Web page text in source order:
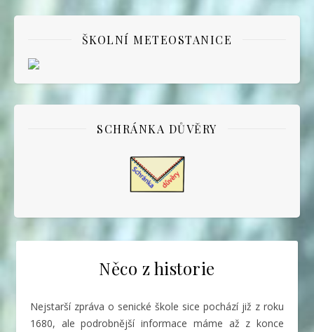
ŠKOLNÍ METEOSTANICE
SCHRÁNKA DŮVĚRY
Něco z historie
Nejstarší zpráva o senické škole sice pochází již z roku
1680, ale podrobnější informace máme až z konce